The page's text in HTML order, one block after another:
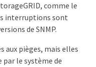
comme le
interruptions sont
de SNMP.
pièges, mais elles
par le système de